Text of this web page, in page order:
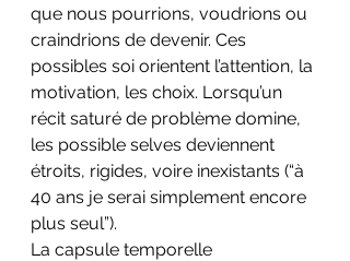
que nous pourrions, voudrions ou
craindrions de devenir. Ces
possibles soi orientent l’attention, la
motivation, les choix. Lorsqu’un
récit saturé de problème domine,
les possible selves deviennent
étroits, rigides, voire inexistants (“à
40 ans je serai simplement encore
plus seul”).
La capsule temporelle